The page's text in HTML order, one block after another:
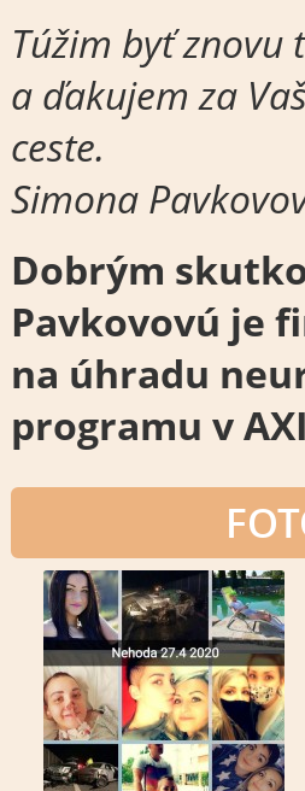
Túžim byť
a ďakujem za
ceste.
Simona
Dobrým
Pavkovovú je
na úhradu
programu v